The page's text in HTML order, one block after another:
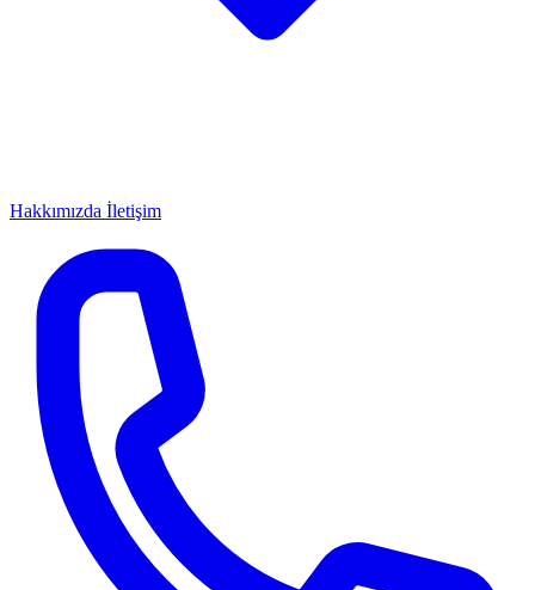
Hakkımızda İletişim